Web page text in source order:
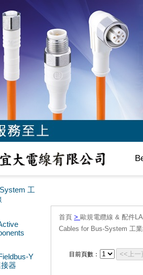
工
Y
器
首頁 > 歐規電纜線 & 配件
Cables for Bus-System 工
目前頁數： <<上一